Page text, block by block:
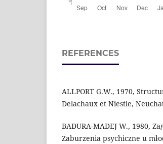
REFERENCES
ALLPORT G.W., 1970,
Delachaux et Niestle,
BADURA-MADEJ W., 1980,
Zaburzenia psychiczne u